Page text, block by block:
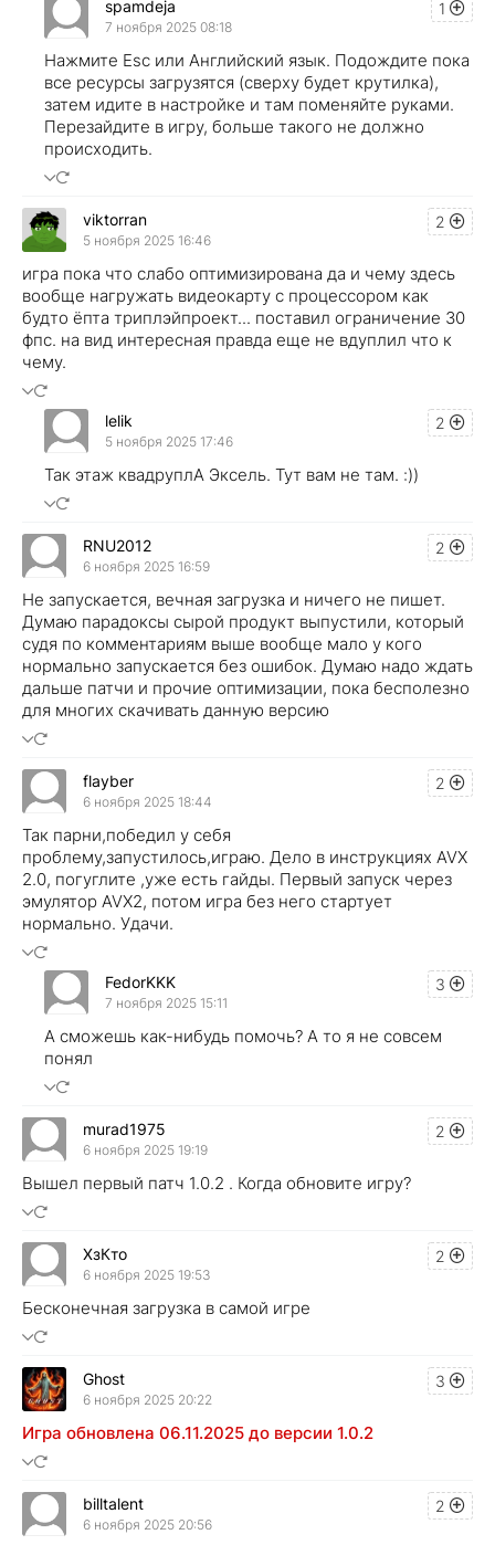
1
spamdeja
7 ноября 2025 08:18
Нажмите Esc или Английский язык. Подождите пока
все ресурсы загрузятся (сверху будет крутилка),
затем идите в настройке и там поменяйте руками.
Перезайдите в игру, больше такого не должно
происходить.
2
viktorran
5 ноября 2025 16:46
игра пока что слабо оптимизирована да и чему здесь
вообще нагружать видеокарту с процессором как
будто ёпта триплэйпроект... поставил ограничение 30
фпс. на вид интересная правда еще не вдуплил что к
чему.
2
lelik
5 ноября 2025 17:46
Так этаж квадруплА Эксель. Тут вам не там. :))
2
RNU2012
6 ноября 2025 16:59
Не запускается, вечная загрузка и ничего не пишет.
Думаю парадоксы сырой продукт выпустили, который
судя по комментариям выше вообще мало у кого
нормально запускается без ошибок. Думаю надо ждать
дальше патчи и прочие оптимизации, пока бесполезно
для многих скачивать данную версию
2
flayber
6 ноября 2025 18:44
Так парни,победил у себя
проблему,запустилось,играю. Дело в инструкциях AVX
2.0, погуглите ,уже есть гайды. Первый запуск через
эмулятор AVX2, потом игра без него стартует
нормально. Удачи.
3
FedorKKK
7 ноября 2025 15:11
А сможешь как-нибудь помочь? А то я не совсем
понял
2
murad1975
6 ноября 2025 19:19
Вышел первый патч 1.0.2 . Когда обновите игру?
2
ХзКто
6 ноября 2025 19:53
Бесконечная загрузка в самой игре
3
Ghost
6 ноября 2025 20:22
Игра обновлена 06.11.2025 до версии 1.0.2
2
billtalent
6 ноября 2025 20:56